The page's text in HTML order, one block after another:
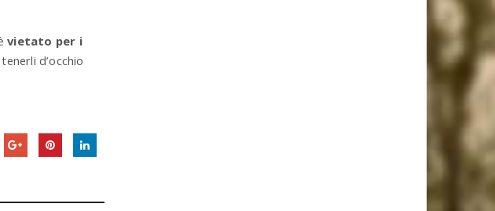
vietato per i
d’occhio